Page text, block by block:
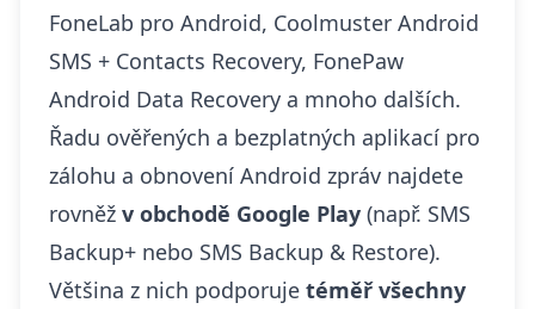
FoneLab pro Android, Coolmuster Android
SMS + Contacts Recovery, FonePaw
Android Data Recovery a mnoho dalších.
Řadu ověřených a bezplatných aplikací pro
zálohu a obnovení Android zpráv najdete
rovněž v obchodě Google Play (např. SMS
Backup+ nebo SMS Backup & Restore).
Většina z nich podporuje téměř všechny